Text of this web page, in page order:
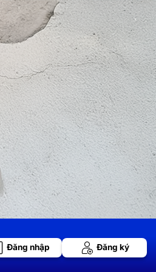
Đăng nhập Đăng ký